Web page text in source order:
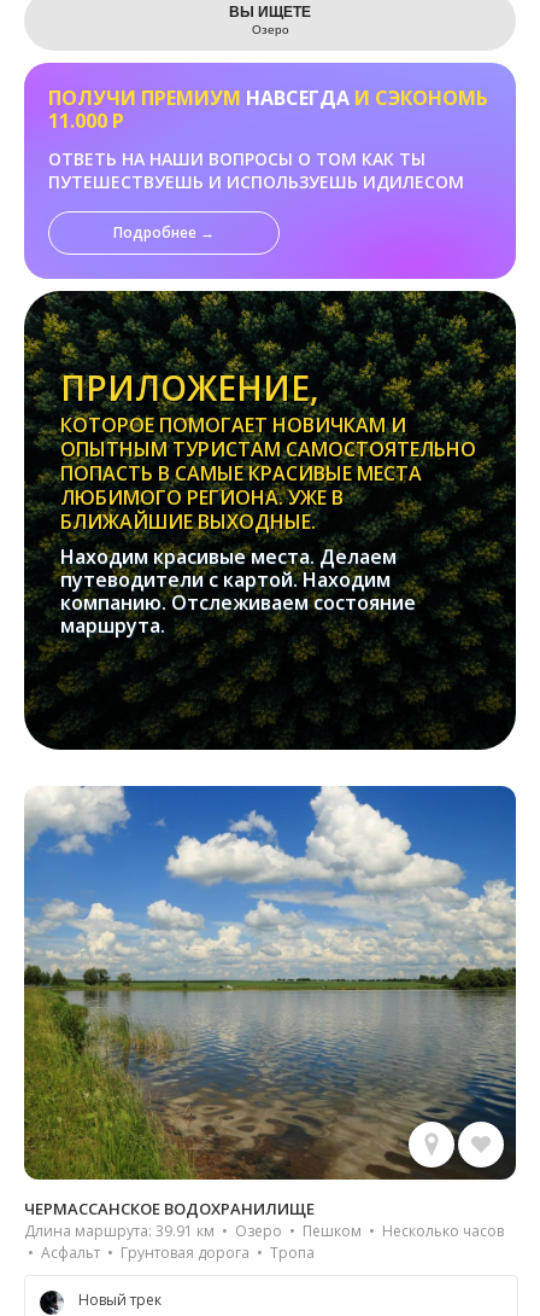
ВЫ ИЩЕТЕ
Озеро
ПОЛУЧИ ПРЕМИУМ НАВСЕГДА И СЭКОНОМЬ
11.000 Р
ОТВЕТЬ НА НАШИ ВОПРОСЫ О ТОМ КАК ТЫ
ПУТЕШЕСТВУЕШЬ И ИСПОЛЬЗУЕШЬ ИДИЛЕСОМ
Подробнее →
ПРИЛОЖЕНИЕ,
КОТОРОЕ ПОМОГАЕТ НОВИЧКАМ И
ОПЫТНЫМ ТУРИСТАМ САМОСТОЯТЕЛЬНО
ПОПАСТЬ В САМЫЕ КРАСИВЫЕ МЕСТА
ЛЮБИМОГО РЕГИОНА. УЖЕ В
БЛИЖАЙШИЕ ВЫХОДНЫЕ.
Находим красивые места. Делаем
путеводители с картой. Находим
компанию. Отслеживаем состояние
маршрута.
ЧЕРМАССАНСКОЕ ВОДОХРАНИЛИЩЕ
Длина маршрута: 39.91 км • Озеро • Пешком • Несколько часов
• Асфальт • Грунтовая дорога • Тропа
Новый трек